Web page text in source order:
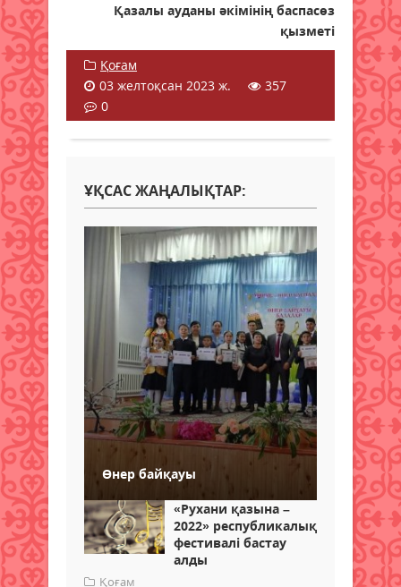
Қазалы ауданы әкімінің баспасөз
қызметі
Қоғам
03 желтоқсан 2023 ж.
357
0
ҰҚСАС ЖАҢАЛЫҚТАР:
Өнер байқауы
«Рухани қазына –
2022» республикалық
фестивалі бастау
алды
Қоғам